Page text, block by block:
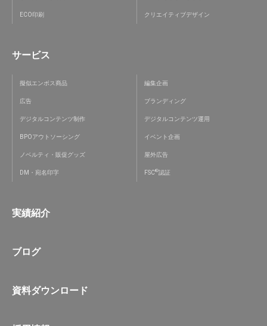
ECO印刷 クリエイティブデザイン
サービス
擬似エンボス商品 編集企画
広告 ブランディング
デジタルコンテンツ制作 デジタルコンテンツ運用
BPOアウトソーシング イベント企画
ノベルティ・販促グッズ 屋外広告
DM・宛名印字 FSC®認証
実績紹介
ブログ
資料ダウンロード